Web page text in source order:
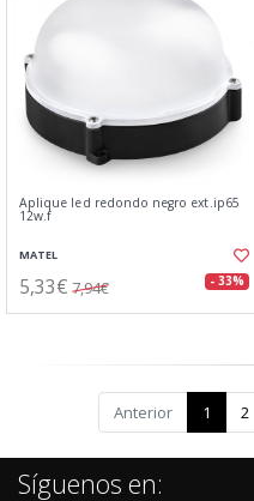
Aplique led redondo negro ext.ip65
12w.f
MATEL
5,33€ 7,94€ - 33%
Anterior 1 2
Síguenos en: